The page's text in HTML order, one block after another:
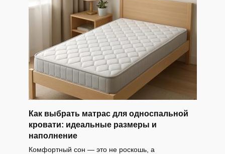
Как выбрать матрас для односпальной
кровати: идеальные размеры и
наполнение
Комфортный сон — это не роскошь, а